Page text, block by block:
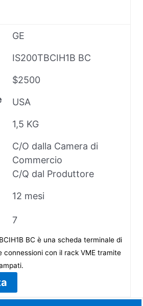
GE
IS200TBCIH1B BC
$2500
USA
1,5 KG
C/O dalla Camera di
Commercio
C/Q dal Produttore
12 mesi
7
BC è una scheda terminale di
con il rack VME tramite